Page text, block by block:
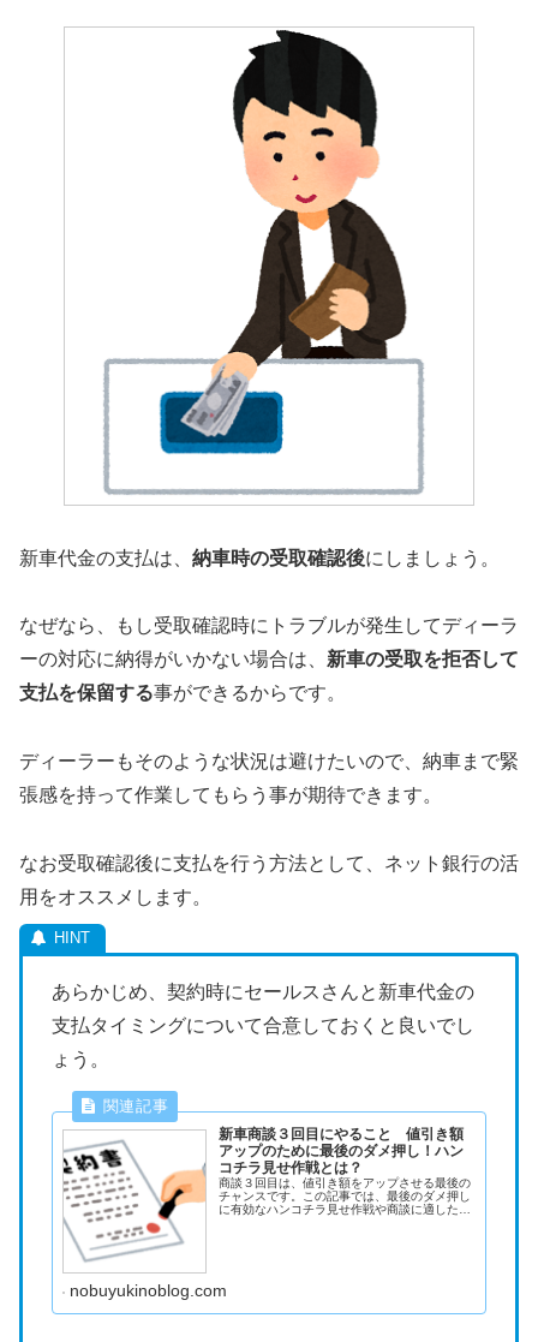
新車代金の支払は、 納車時の受取確認後にしましょう。
なぜなら、もし受取確認時にトラブルが発生してディーラ
ーの対応に納得がいかない場合は、 新車の受取を拒否して
支払を保留する事ができるからです。
ディーラーもそのような状況は避けたいので、納車まで緊
張感を持って作業してもらう事が期待できます。
なお受取確認後に支払を行う方法として、ネット銀行の活
用をオススメします。
あらかじめ、契約時にセールスさんと新車代金の
支払タイミングについて合意しておくと良いでし
ょう。
新車商談３回目にやること 値引き額
アップのために最後のダメ押し！ハン
コチラ見せ作戦とは？
商談３回目は、値引き額をアップさせる最後の
チャンスです。この記事では、最後のダメ押し
に有効なハンコチラ見せ作戦や商談に適した時
nobuyukinoblog.com